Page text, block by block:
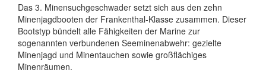
Das 3. Minensuchgeschwader setzt sich aus den zehn
Minenjagdbooten der Frankenthal-Klasse zusammen. Dieser
Bootstyp bündelt alle Fähigkeiten der Marine zur
sogenannten verbundenen Seeminenabwehr: gezielte
Minenjagd und Minentauchen sowie großflächiges
Minenräumen.